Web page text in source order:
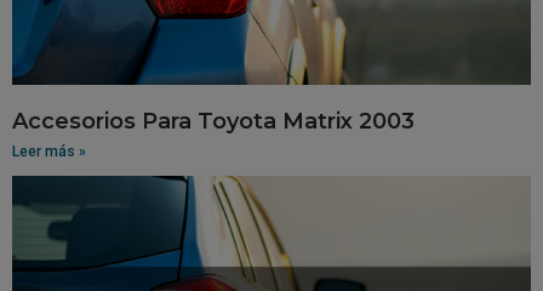
Accesorios Para Toyota Matrix 2003
Leer más »